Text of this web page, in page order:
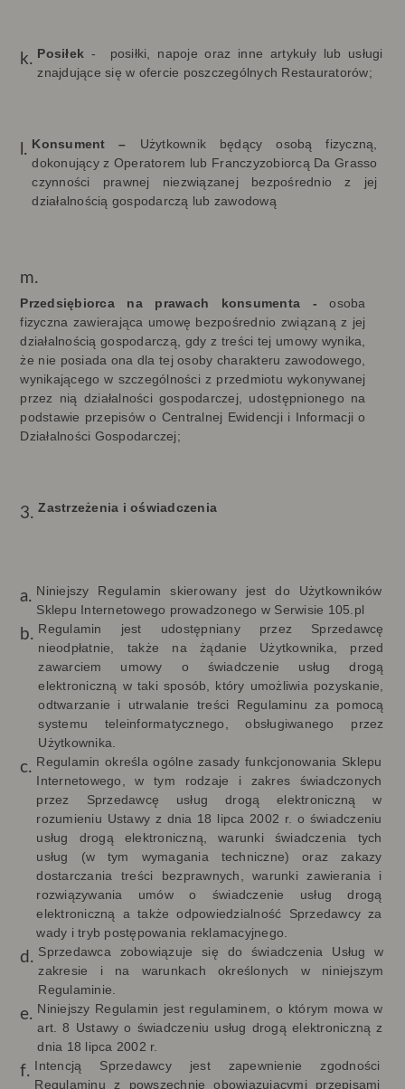
Posiłek -
posiłki, napoje oraz inne artykuły lub usługi
znajdujące się w ofercie poszczególnych Restauratorów;
Konsument – Użytkownik będący osobą fizyczną,
dokonujący z Operatorem lub Franczyzobiorcą Da Grasso
czynności prawnej niezwiązanej bezpośrednio z jej
działalnością gospodarczą lub zawodową
Przedsiębiorca na prawach konsumenta -osoba
fizyczna zawierająca umowę bezpośrednio związaną z jej
działalnością gospodarczą, gdy z treści tej umowy wynika,
że nie posiada ona dla tej osoby charakteru zawodowego,
wynikającego w szczególności z przedmiotu wykonywanej
przez nią działalności gospodarczej, udostępnionego na
podstawie przepisów o Centralnej Ewidencji i Informacji o
Działalności Gospodarczej;
Zastrzeżenia i oświadczenia
Niniejszy Regulamin skierowany jest do Użytkowników
Sklepu Internetowego prowadzonego w Serwisie 105.pl
Regulamin jest udostępniany przez Sprzedawcę
nieodpłatnie, także na żądanie Użytkownika, przed
zawarciem umowy o świadczenie usług drogą
elektroniczną w taki sposób, który umożliwia pozyskanie,
odtwarzanie i utrwalanie treści Regulaminu za pomocą
systemu teleinformatycznego, obsługiwanego przez
Użytkownika.
Regulamin określaogólne zasady funkcjonowania Sklepu
Internetowego, w tym rodzaje i zakres świadczonych
przez Sprzedawcę usług drogą elektroniczną w
rozumieniu Ustawy z dnia 18 lipca 2002 r. o świadczeniu
usług drogą elektroniczną, warunki świadczenia tych
usług (w tym wymagania techniczne) oraz zakazy
dostarczania treści bezprawnych, warunki zawierania i
rozwiązywania umów o świadczenie usług drogą
elektroniczną a także odpowiedzialność Sprzedawcy za
wady i tryb postępowania reklamacyjnego.
Sprzedawca zobowiązuje się do świadczenia Usług w
zakresie i na warunkach określonych w niniejszym
Regulaminie.
Niniejszy Regulamin jest regulaminem, o którym mowa w
art. 8 Ustawy o świadczeniu usług drogą elektroniczną z
dnia 18 lipca 2002 r.
Intencją Sprzedawcy jest zapewnienie zgodności
Regulaminu z powszechnie obowiązującymi przepisami